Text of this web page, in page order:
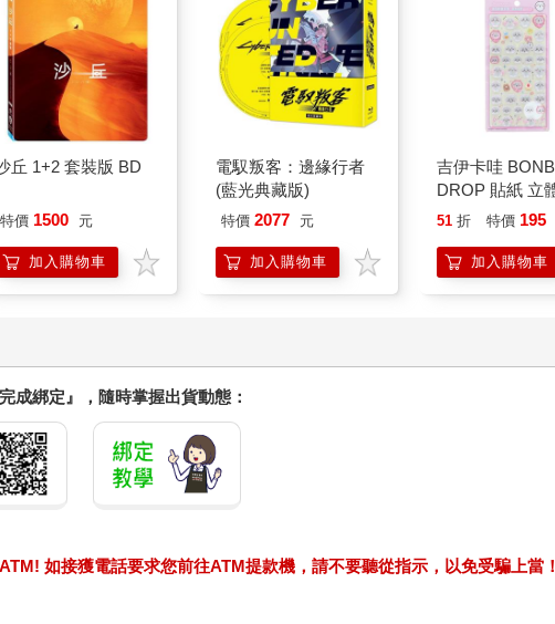
丘 1+2 套裝版 BD
特價 1500 元
加入購物車
電馭叛客：邊緣行者
(藍光典藏版)
特價 2077 元
加入購物車
吉伊卡哇
DROP 貼紙 立
水晶貼紙 手帳貼
兔兔 Chiikawa
51 折 特價 195
加入購物車
成綁定』，隨時掌握出貨動態：
如接獲電話要求您前往ATM提款機，請不要聽從指示，以免受騙上當！